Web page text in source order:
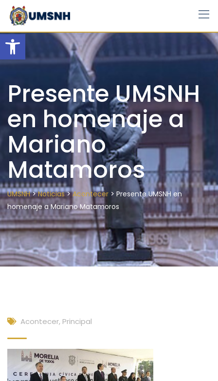
Open toolbar
Skip
content
Presente UMSNH
en homenaje a
Mariano
Matamoros
UMSNH>Noticias>Acontecer > Presente UMSNH en
homenaje a Mariano Matamoros
Acontecer, Principal